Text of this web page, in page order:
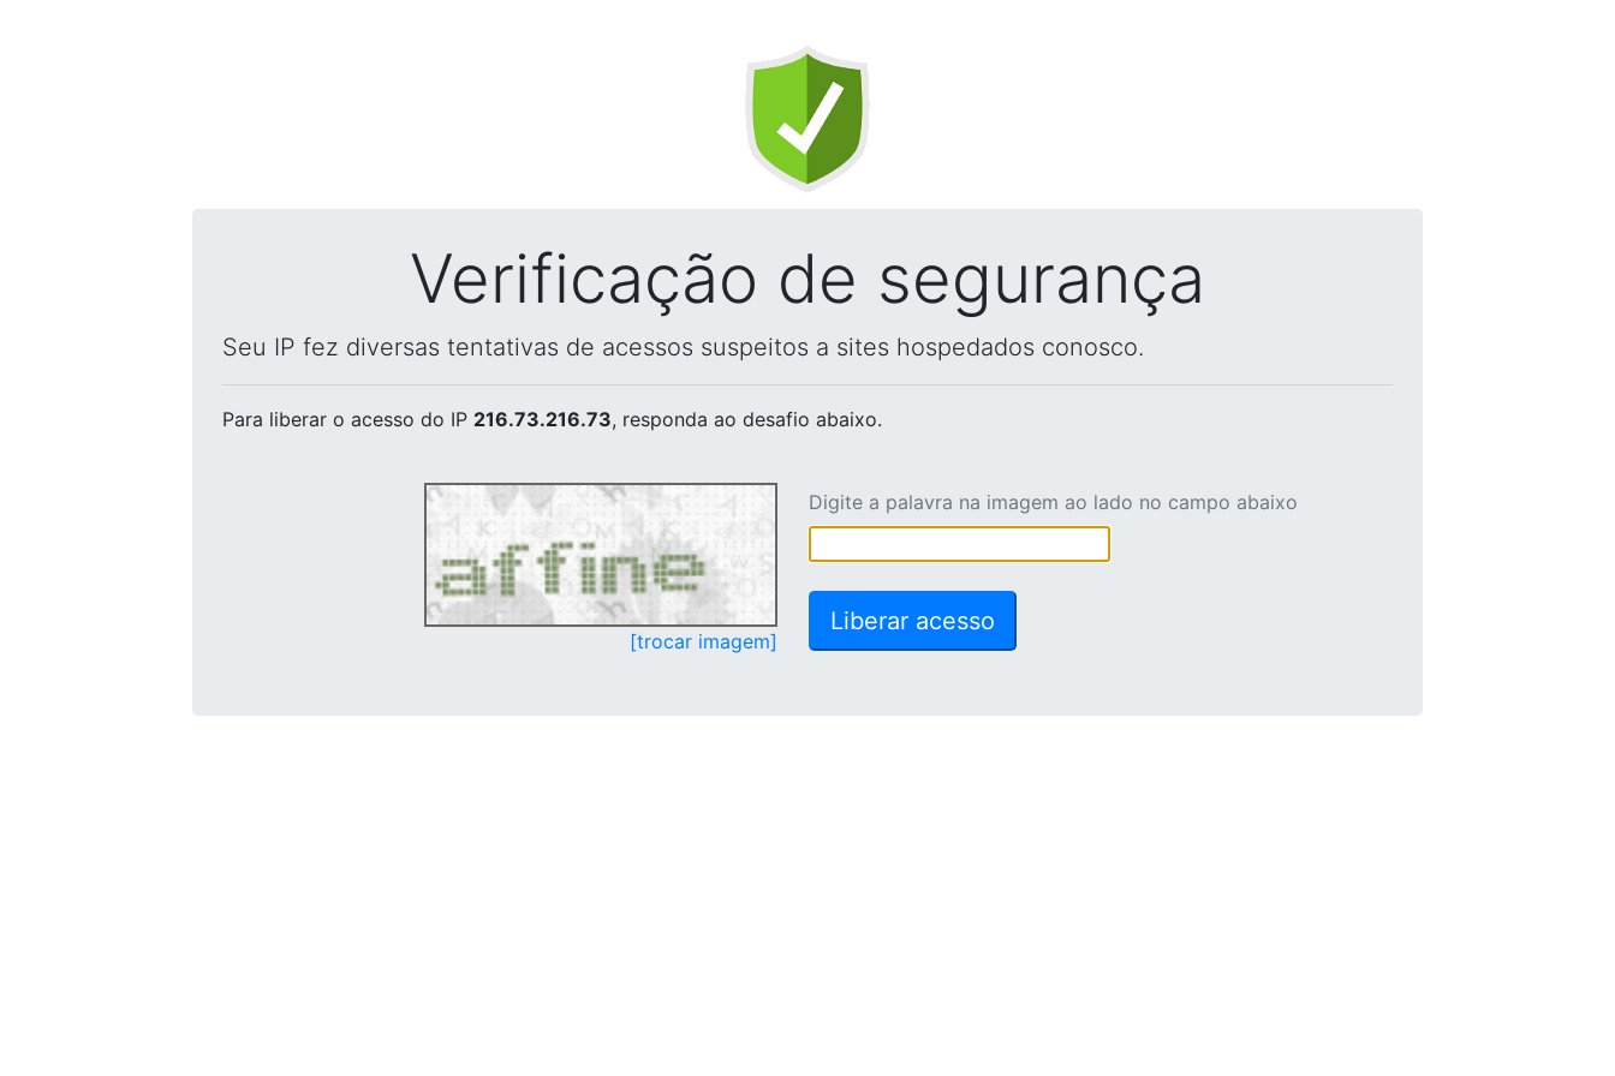
Verificação de segurança
Seu IP fez diversas tentativas de acessos suspeitos a sites hospedados conosco.
Para liberar o acesso do IP 216.73.216.73, responda ao desafio abaixo.
[trocar imagem]
Digite a palavra na imagem ao lado no campo abaixo